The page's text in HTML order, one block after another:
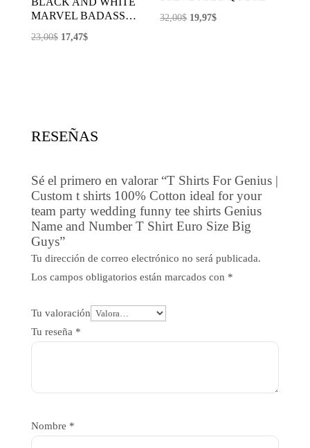
MARVEL BADASS…
23,00$ El
17,47$El
32,00$ El
19,97$El
RESEÑAS
Sé el primero en valorar “T Shirts For Genius |
Custom t shirts 100% Cotton ideal for your
team party wedding funny tee shirts Genius
Name and Number T Shirt Euro Size Big
Guys”
Tu dirección de correo electrónico no será publicada.
Los campos obligatorios están marcados con *
Tu valoración
Tu reseña *
Nombre *